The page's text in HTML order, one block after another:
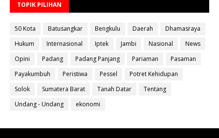
TOPIK PILIHAN
50 Kota Batusangkar Bengkulu Daerah
Dhamasraya
Hukum
Internasional Iptek Jambi Nasional
News
Opini
Padang Padang Panjang Pariaman
Pasaman
Payakumbuh
Peristiwa Pessel
Potret Kehidupan
Solok
Sumatera Barat Tanah Datar
Tentang
Undang - Undang
ekonomi